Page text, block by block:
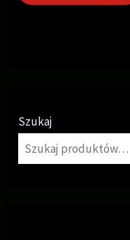
Szukaj